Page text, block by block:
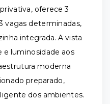
oferece 3
vagas determinadas,
integrada. A vista
e luminosidade aos
moderna
preparado,
dos ambientes.